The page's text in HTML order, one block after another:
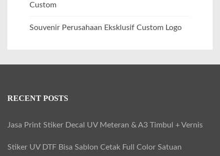
Custom
Souvenir Perusahaan Eksklusif Custom Logo
RECENT POSTS
Jasa Print Stiker Decal UV Meteran & A3 Timbul + Vernis
Stiker UV DTF Bisa Sablon Cetak Full Color Satuan